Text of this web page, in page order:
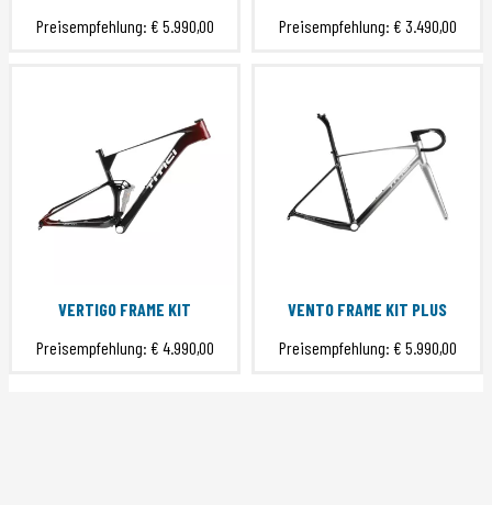
Preisempfehlung: € 5.990,00
Preisempfehlung: € 3.490,00
VERTIGO FRAME KIT
Preisempfehlung: € 4.990,00
VENTO FRAME KIT PLUS
Preisempfehlung: € 5.990,00